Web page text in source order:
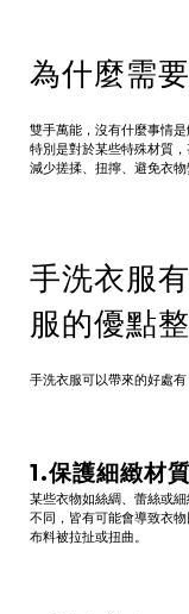
為什麼需
雙手萬能，沒有什麼事情
特別是對於某些特殊材質
減少搓揉、扭擰、避免衣
手洗衣服
服的優點
手洗衣服可以帶來的好處有
1.保護細緻材質
某些衣物如絲綢、 蕾絲或
不同，皆有可能會導致衣
布料被拉扯或扭曲。